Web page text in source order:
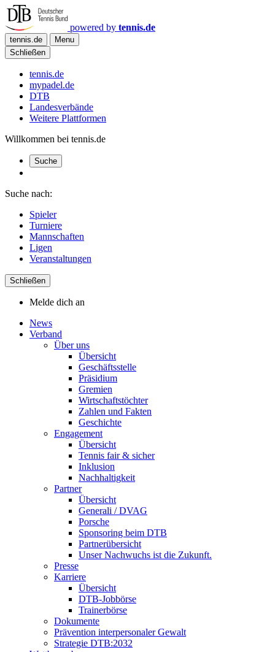
powered by tennis.de
tennis.de
Menu
Schließen
tennis.de
mypadel.de
DTB
Landesverbände
Weitere Plattformen
Willkommen bei tennis.de
Suche
Suche nach:
Spieler
Turniere
Mannschaften
Ligen
Veranstaltungen
Schließen
Melde dich an
News
Verband
Über uns
Übersicht
Geschäftsstelle
Präsidium
Gremien
Wirtschaftstöchter
Zahlen und Fakten
Geschichte
Engagement
Übersicht
Tennis fair & sicher
Inklusion
Nachhaltigkeit
Partner
Übersicht
Generali / DVAG
Porsche
Sponsoring beim DTB
Partnerübersicht
Unser Nachwuchs ist die Zukunft.
Presse
Karriere
Übersicht
DTB-Jobbörse
Trainerbörse
Dokumente
Prävention interpersonaler Gewalt
Strategie DTB:2032